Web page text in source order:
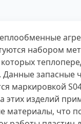
набором
запасные
маркировкой
этих изделий
материалы, что